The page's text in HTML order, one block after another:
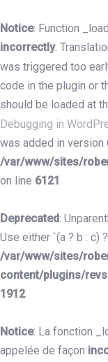
Notice: Function
incorrectly.
was triggered too
code in the plugin or
should be loaded at
Debugging in
was added in version
/var/www/sites/
on line 6121
Deprecated:
Use either `(a ? b : c)
/var/www/sites/
content/plugins/
1912
Notice: La fonction
appelée de façon
links
to
primary
navigation
Skip
to
content